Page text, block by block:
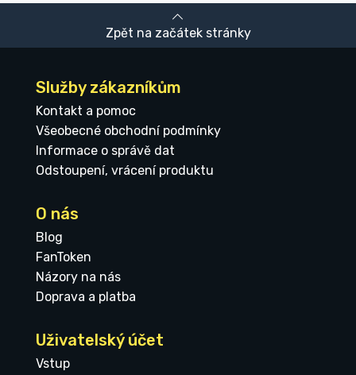
Zpět na začátek stránky
Služby zákazníkům
Kontakt a pomoc
Všeobecné obchodní podmínky
Informace o správě dat
Odstoupení, vrácení produktu
O nás
Blog
FanToken
Názory na nás
Doprava a platba
Uživatelský účet
Vstup